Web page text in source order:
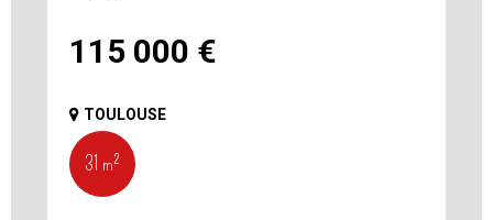
115 000 €
TOULOUSE
31 m²